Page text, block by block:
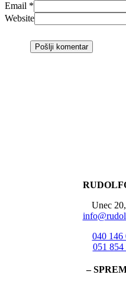
Email *
Website
Unec
040 146
051
–